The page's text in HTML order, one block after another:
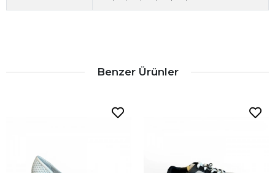
Benzer Ürünler